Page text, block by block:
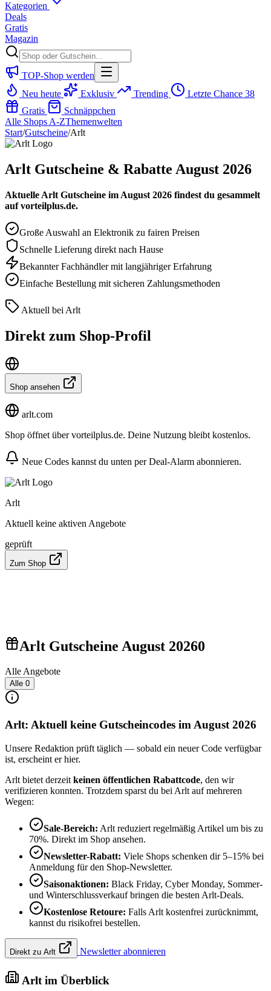
Kategorien
Deals
Gratis
Magazin
TOP-Shop werden
Neu heute
Exklusiv Trending Letzte Chance 38
Gratis
Schnäppchen
Alle Shops A-ZThemenwelten
Start/Gutscheine/Arlt
Arlt Gutscheine & Rabatte August 2026
Aktuelle Arlt Gutscheine im August 2026 findest du gesammelt
auf vorteilplus.de.
Große Auswahl an Elektronik zu fairen Preisen
Schnelle Lieferung direkt nach Hause
Bekannter Fachhändler mit langjähriger Erfahrung
Einfache Bestellung mit sicheren Zahlungsmethoden
Aktuell bei Arlt
Direkt zum Shop-Profil
Shop ansehen
arlt.com
Shop öffnet über vorteilplus.de. Deine Nutzung bleibt kostenlos.
Neue Codes kannst du unten per Deal-Alarm abonnieren.
Arlt
Aktuell keine aktiven Angebote
geprüft
Zum Shop
Arlt Gutscheine August 20260
Alle Angebote
Alle 0
Arlt: Aktuell keine Gutscheincodes im August 2026
Unsere Redaktion prüft täglich — sobald ein neuer Code verfügbar
ist, erscheint er hier.
Arlt bietet derzeit keinen öffentlichen Rabattcode, den wir
verifizieren konnten. Trotzdem sparst du bei Arlt auf mehreren
Wegen:
Sale-Bereich: Arlt reduziert regelmäßig Artikel um bis zu
70%. Direkt im Shop ansehen.
Newsletter-Rabatt: Viele Shops schenken dir 5–15% bei
Anmeldung für den Shop-Newsletter.
Saisonaktionen: Black Friday, Cyber Monday, Sommer-
und Winterschlussverkauf bringen die besten Arlt-Deals.
Kostenlose Retoure: Falls Arlt kostenfrei zurücknimmt,
kannst du risikofrei bestellen.
Direkt zu Arlt Newsletter abonnieren
Arlt im Überblick